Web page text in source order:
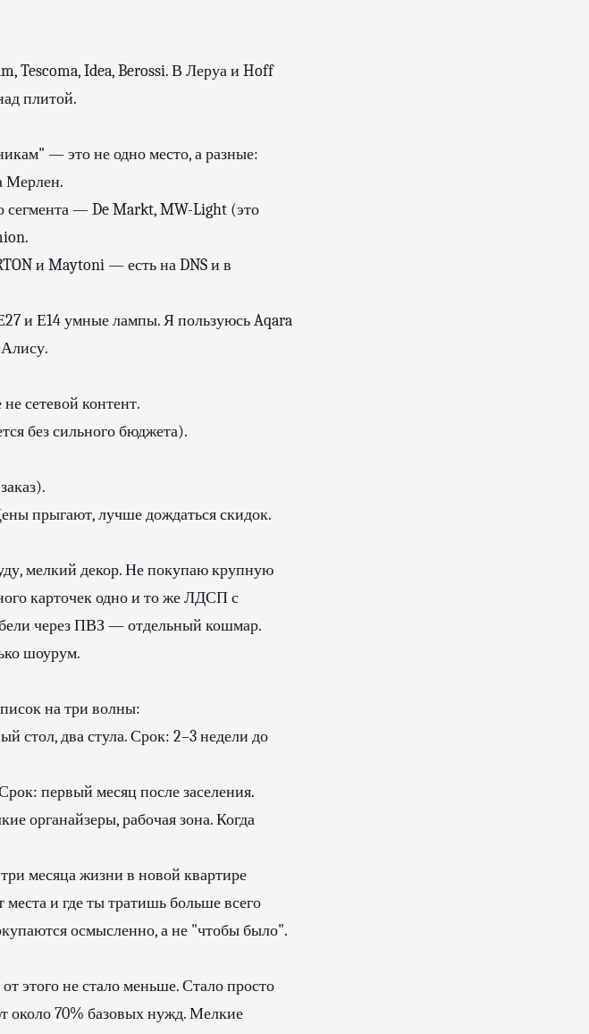
Tescoma, Idea, Berossi. В Леруа и Hoff
плитой.
— это не одно место, а разные:
Мерлен.
сегмента — De Markt, MW-Light (это
и Maytoni — есть на DNS и в
и Е14 умные лампы. Я пользуюсь Aqara
сетевой контент.
без сильного бюджета).
прыгают, лучше дождаться скидок.
мелкий декор. Не покупаю крупную
карточек одно и то же ЛДСП с
через ПВЗ — отдельный кошмар.
шоурум.
на три волны:
стол, два стула. Срок: 2–3 недели до
первый месяц после заселения.
органайзеры, рабочая зона. Когда
месяца жизни в новой квартире
места и где ты тратишь больше всего
осмысленно, а не "чтобы было".
этого не стало меньше. Стало просто
около 70% базовых нужд. Мелкие